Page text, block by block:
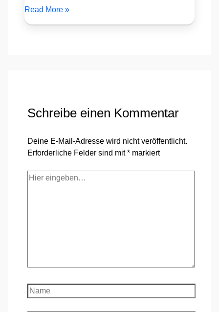
Read More »
Schreibe einen Kommentar
Deine E-Mail-Adresse wird nicht veröffentlicht.
Erforderliche Felder sind mit* markiert
Hier
Name